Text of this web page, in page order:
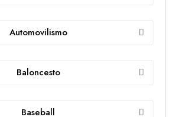
Automovilismo
Baloncesto
Baseball